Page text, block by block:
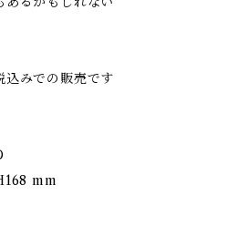
込みでの販売です
mm